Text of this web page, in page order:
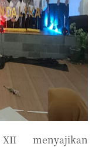
menyajikan